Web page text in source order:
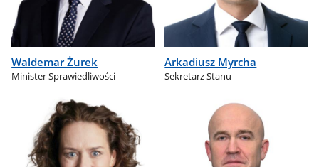
Waldemar Żurek
Minister Sprawiedliwości
Arkadiusz Myrcha
Sekretarz Stanu